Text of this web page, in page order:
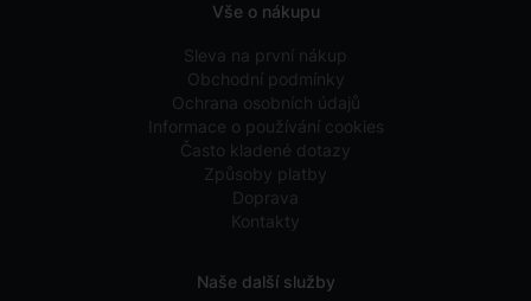
Vše o nákupu
Sleva na první nákup
Obchodní podmínky
Ochrana osobních údajů
Informace o používání cookies
Často kladené dotazy
Způsoby platby
Doprava
Kontakty
Naše další služby